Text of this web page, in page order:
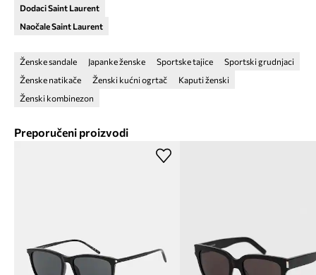
Dodaci Saint Laurent
Naočale Saint Laurent
Ženske sandale Japanke ženske Sportske tajice
Sportski grudnjaci
Ženske natikače
Ženski kućni ogrtač
Kaputi ženski
Ženski kombinezon
Preporučeni proizvodi